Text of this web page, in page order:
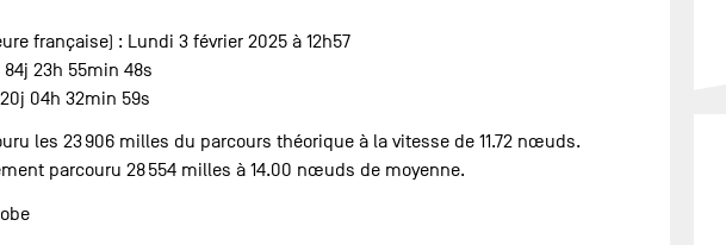
française) : Lundi 3 février 2025 à 12h57
23h 55min 48s
04h 32min 59s
les 23 906 milles du parcours théorique à la vitesse de 11.72 nœuds.
parcouru 28 554 milles à 14.00 nœuds de moyenne.